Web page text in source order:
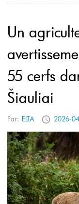
Un
55 cerfs
Šiauliai
Par: ELTA 2026-